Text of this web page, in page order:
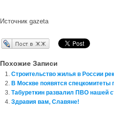
Источник gazeta
Перепост в ЖЖ
Похожие Записи
Строительство жилья в России
В Москве появятся спецкомитеты
Табуреткин развалил ПВО нашей
Здравия вам, Славяне!